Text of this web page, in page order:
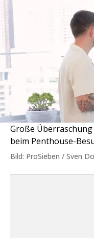
Große
beim Penthouse-
Bild: ProSieben / Sven